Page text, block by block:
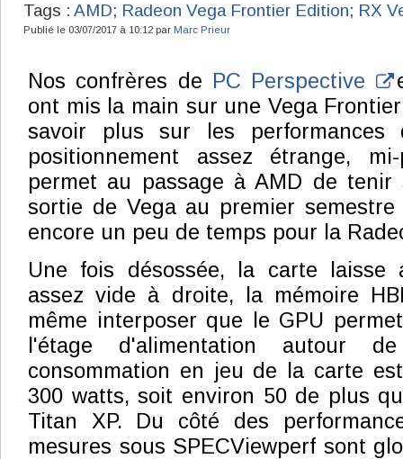
Tags : AMD; Radeon Vega Frontier Edition; RX
Publié le 03/07/2017 à 10:12 par Marc Prieur
Nos confrères de PC Perspective
ont mis la main sur une Vega
savoir plus sur les
positionnement assez étrange,
permet au passage à AMD de tenir
sortie de Vega au premier
encore un peu de temps pour la
Une fois désossée, la carte laisse
assez vide à droite, la mémoire
même interposer que le GPU
l'étage d'alimentation autour
consommation en jeu de la carte
300 watts, soit environ 50 de plus
Titan XP. Du côté des
mesures sous SPECViewperf sont